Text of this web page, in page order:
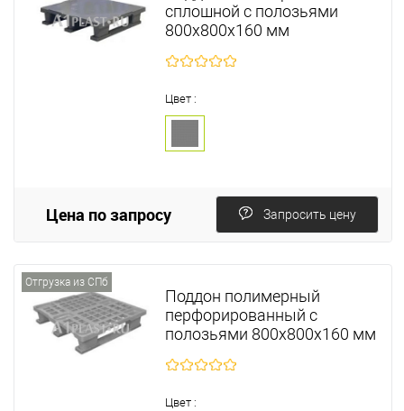
сплошной с полозьями
800х800х160 мм
Цвет :
Цена по запросу Запросить цену
Отгрузка из СПб
Поддон полимерный
перфорированный с
полозьями 800х800х160 мм
Цвет :